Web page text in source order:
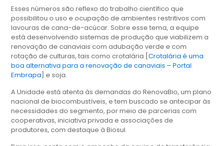
Esses números são reflexo do trabalho científico que
possibilitou o uso e ocupação de ambientes restritivos com
lavouras de cana-de-acúcar. Sobre esse tema, a equipe
está desenvolvendo sistemas de produção que viabilizem a
renovação de canaviais com adubação verde e com
rotação de culturas, tais como crotalária [Crotalária é uma
boa alternativa para a renovação de canaviais – Portal
Embrapa] e soja.
A Unidade está atenta às demandas do RenovaBio, um plano
nacional de biocombustíveis, e tem buscado se antecipar às
necessidades do segmento, por meio de parcerias com
cooperativas, iniciativa privada e associações de
produtores, com destaque à Biosul.